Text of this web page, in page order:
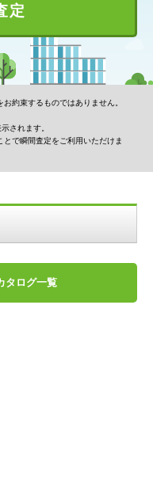
定
約束するものではありません。
されます。
で瞬間査定をご利用いただけま
タログ一覧